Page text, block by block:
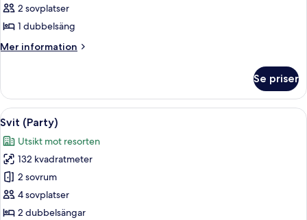
2 sovplatser
1 dubbelsäng
Mer information
Mer
Se priser
Öppna
alla
foton
för
Svit
(Party)
Ett hotellrum med en stor säng,
7
Svit (Party)
Utsikt mot resorten
132 kvadratmeter
2 sovrum
4 sovplatser
2 dubbelsängar